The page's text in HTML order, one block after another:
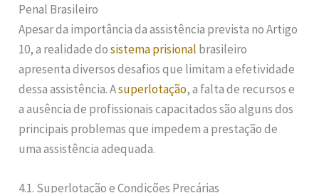
Penal Brasileiro
Apesar da importância da assistência prevista no Artigo
10, a realidade dosistema prisional brasileiro
apresenta diversos desafios que limitam a efetividade
dessa assistência. Asuperlotação, a falta de recursos e
a ausência de profissionais capacitados são alguns dos
principais problemas que impedem a prestação de
uma assistência adequada.
4.1. Superlotação e Condições Precárias